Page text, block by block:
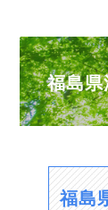
福島
福島